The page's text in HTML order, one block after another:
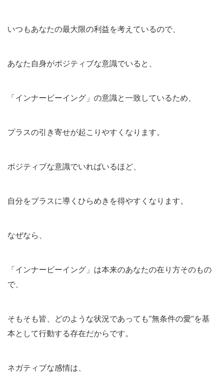
いつもあなたの最大限の利益を考えているので、
あなた自身がポジティブな意識でいると、
「インナービーイング」の意識と一致しているため、
プラスの引き寄せが起こりやすくなります。
ポジティブな意識でいればいるほど、
自分をプラスに導くひらめきを得やすくなります。
なぜなら、
「インナービーイング」は本来のあなたの在り方そのもの
で、
そもそも皆、どのような状況であっても”無条件の愛”を基
本として行動する存在だからです。
ネガティブな感情は、